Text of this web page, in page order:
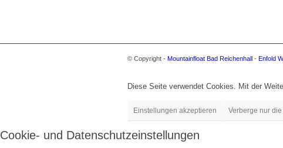
© Copyright - Mountainfloat Bad Reichenhall - Enfold
Diese Seite verwendet Cookies. Mit der
Einstellungen akzeptieren Verberge nur
Cookie- und Datenschutzeinstellungen